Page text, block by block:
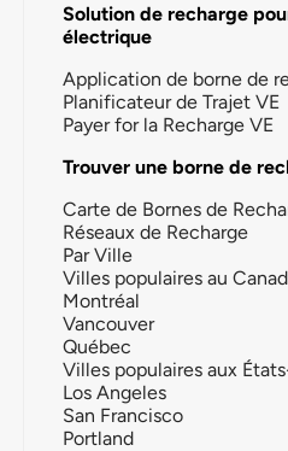
Solution de recharge
électrique
Application de borne de
Planificateur de Trajet VE
Payer for la Recharge VE
Trouver une borne de
Carte de Bornes de
Réseaux de Recharge
Par Ville
Villes populaires au
Montréal
Vancouver
Québec
Villes populaires aux
Los Angeles
San Francisco
Portland